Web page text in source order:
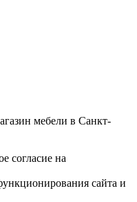
мебели в Санкт-
согласие на
сайта и